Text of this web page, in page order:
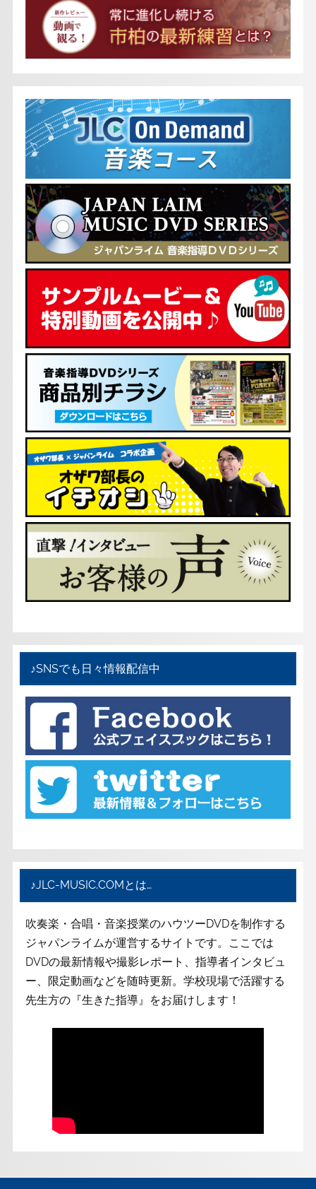
♪SNSでも日々情報配信中
♪JLC-MUSIC.COMとは…
吹奏楽・合唱・音楽授業のハウツーDVDを制作する
ジャパンライムが運営するサイトです。ここでは
DVDの最新情報や撮影レポート、指導者インタビュ
ー、限定動画などを随時更新。学校現場で活躍する
先生方の『生きた指導』をお届けします！